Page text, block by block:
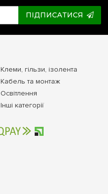
ПІДПИСАТИСЯ
Клеми, гільзи, ізолента
Кабель та монтаж
Освітлення
Інші категорії